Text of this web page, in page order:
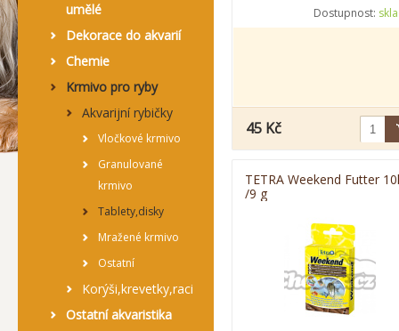
umělé
Dekorace do akvarií
Chemie
Krmivo pro ryby
Akvarijní rybičky
Vločkové krmivo
Granulované
krmivo
Tablety,disky
Mražené krmivo
Ostatní
Korýši,krevetky,raci
Ostatní akvaristika
Dostupnost:
45 Kč
TETRA Weekend Futter
/9 g